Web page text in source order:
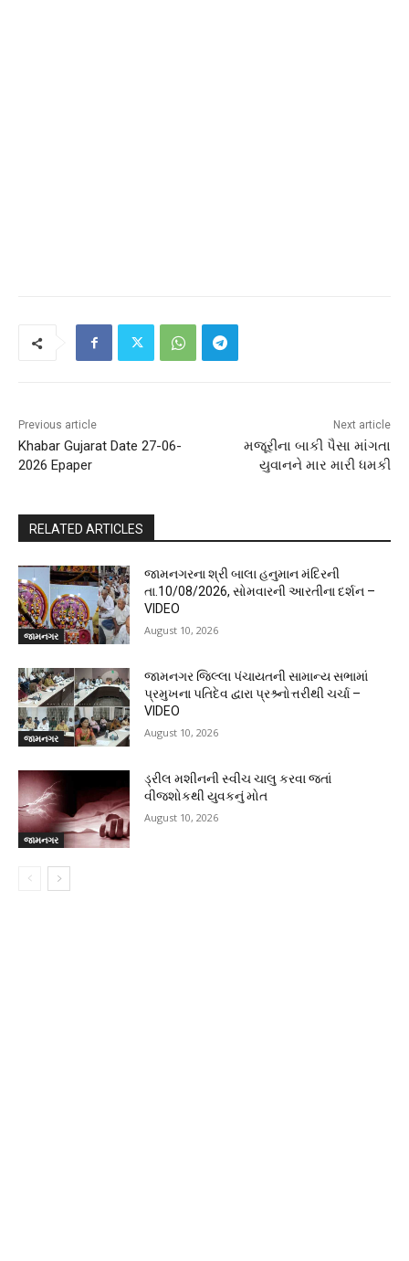
Previous article
Khabar Gujarat Date 27-06-
2026 Epaper
Next article
મજૂરીના બાકી પૈસા માંગતા
યુવાનને માર મારી ધમકી
RELATED ARTICLES
જામનગર
જામનગરના શ્રી બાલા હનુમાન મંદિરની
તા.10/08/2026, સોમવારની આરતીના દર્શન –
VIDEO
August 10, 2026
જામનગર
જામનગર જિલ્લા પંચાયતની સામાન્ય સભામાં
પ્રમુખના પતિદેવ દ્વારા પ્રશ્ર્નોત્તરીથી ચર્ચા –
VIDEO
August 10, 2026
જામનગર
ડ્રીલ મશીનની સ્વીચ ચાલુ કરવા જતાં
વીજશોકથી યુવકનું મોત
August 10, 2026